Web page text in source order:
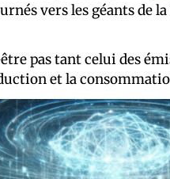
vers les géants de
pas tant celui des
et la